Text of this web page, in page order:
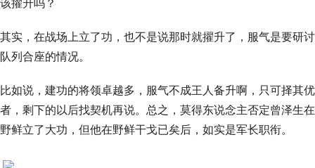
该擢升吗？
其实，在战场上立了功，也不是说那时就擢升了，服气是要研讨
队列合座的情况。
比如说，建功的将领卓越多，服气不成王人备升啊，只可择其优
者，剩下的以后找契机再说。总之，莫得东说念主否定曾泽生在
野鲜立了大功，但他在野鲜干戈已矣后，如实是军长职衔。